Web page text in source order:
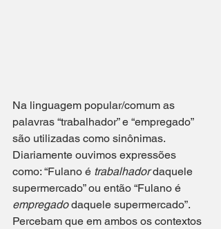
Na linguagem popular/comum as
palavras “trabalhador” e “empregado”
são utilizadas como sinônimas.
Diariamente ouvimos expressões
como: “Fulano é trabalhador daquele
supermercado” ou então “Fulano é
empregado daquele supermercado”.
Percebam que em ambos os contextos